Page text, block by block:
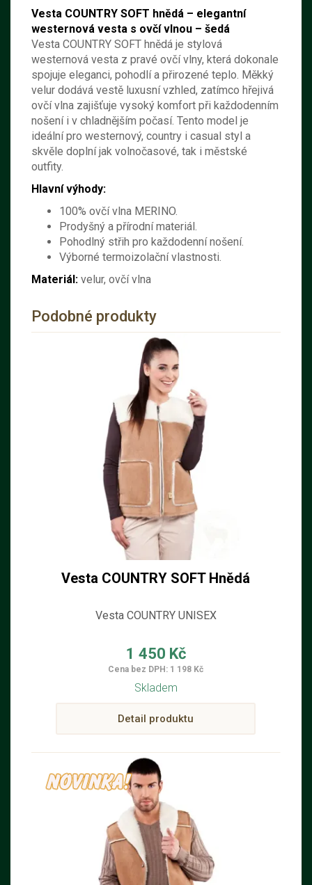
Vesta COUNTRY SOFT hnědá – elegantní
westernová vesta s ovčí vlnou – šedá
Vesta COUNTRY SOFT hnědá je stylová
westernová vesta z pravé ovčí vlny, která dokonale
spojuje eleganci, pohodlí a přirozené teplo. Měkký
velur dodává vestě luxusní vzhled, zatímco hřejivá
ovčí vlna zajišťuje vysoký komfort při každodenním
nošení i v chladnějším počasí. Tento model je
ideální pro westernový, country i casual styl a
skvěle doplní jak volnočasové, tak i městské
outfity.
Hlavní výhody:
100% ovčí vlna MERINO.
Prodyšný a přírodní materiál.
Pohodlný střih pro každodenní nošení.
Výborné termoizolační vlastnosti.
Materiál: velur, ovčí vlna
Podobné produkty
Vesta COUNTRY SOFT Hnědá
Vesta COUNTRY UNISEX
1 450 Kč
Cena bez DPH: 1 198 Kč
Skladem
Detail produktu